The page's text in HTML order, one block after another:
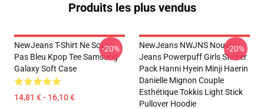
Produits les plus vendus
NewJeans T-Shirt Ne Soyez
Pas Bleu Kpop Tee Samsung
Galaxy Soft Case
14,81 € - 16,10 €
-20%
NewJeans NWJNS Nouveau
Jeans Powerpuff Girls Sticker
Pack Hanni Hyein Minji Haerin
Danielle Mignon Couple
Esthétique Tokkis Light Stick
Pullover Hoodie
-20%